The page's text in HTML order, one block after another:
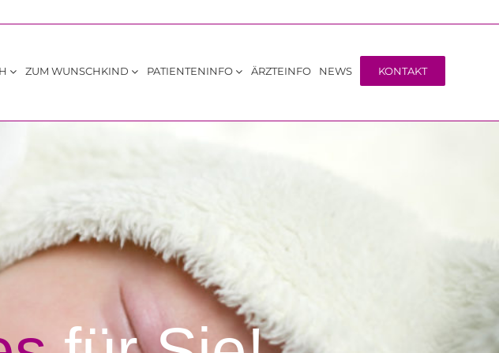
ZUM WUNSCHKIND PATIENTENINFO ÄRZTEINFO NEWS KONTAKT